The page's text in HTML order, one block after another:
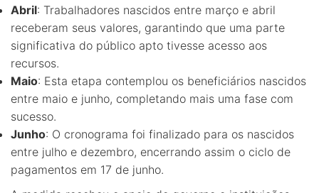
Abril: Trabalhadores nascidos entre março e abril
receberam seus valores, garantindo que uma parte
significativa do público apto tivesse acesso aos
recursos.
Maio: Esta etapa contemplou os beneficiários nascidos
entre maio e junho, completando mais uma fase com
sucesso.
Junho: O cronograma foi finalizado para os nascidos
entre julho e dezembro, encerrando assim o ciclo de
pagamentos em 17 de junho.